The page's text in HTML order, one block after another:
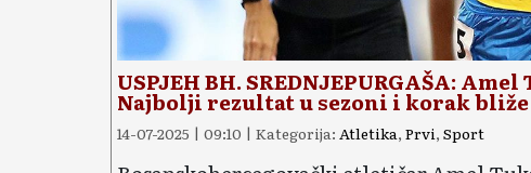
USPJEH BH. SREDNJEPURGAŠA:
Najbolji rezultat u sezoni i korak
14-07-2025 | 09:10 | Kategorija: Atletika, Prvi, Sport